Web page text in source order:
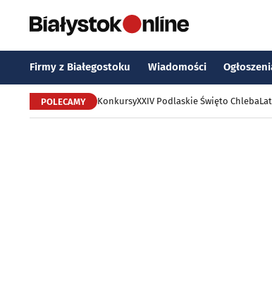
Firmy z Białegostoku Wiadomości
POLECAMY KonkursyXXIV Podlaskie Święto Chleba